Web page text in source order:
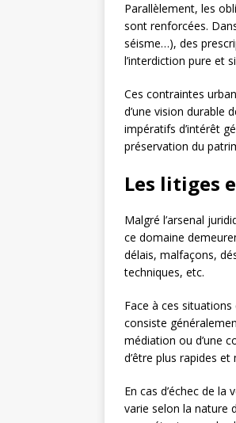
Parallèlement, les
sont renforcées.
séisme…), des
l’interdiction pure et
Ces contraintes
d’une vision durable
impératifs d’intérêt
préservation du
Les litiges
Malgré l’arsenal
ce domaine
délais, malfaçons,
techniques, etc.
Face à ces
consiste
médiation ou d’une
d’être plus rapides
En cas d’échec de
varie selon la nature